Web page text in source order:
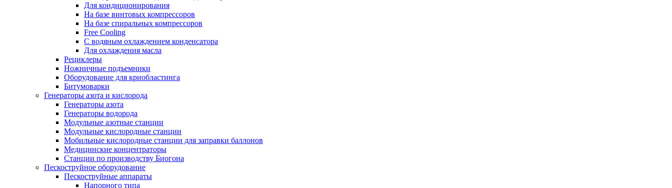
Для кондиционирования
На базе винтовых компрессоров
На базе спиральных компрессоров
Free Cooling
С водяным охлаждением конденсатора
Для охлаждения масла
Рециклеры
Ножничные подъемники
Оборудование для криобластинга
Битумоварки
Генераторы азота и кислорода
Генераторы азота
Генераторы водорода
Модульные азотные станции
Модульные кислородные станции
Мобильные кислородные станции для заправки баллонов
Медицинские концентраторы
Станции по производству Биогона
Пескоструйное оборудование
Пескоструйные аппараты
Напорного типа